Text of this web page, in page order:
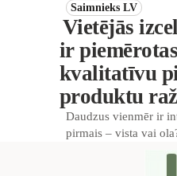
Saimnieks LV
Vietējās
ir piemērotas
kvalitatīvu
produktu
Daudzus vienmēr ir
pirmais – vista vai